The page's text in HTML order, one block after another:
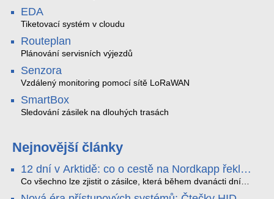
EDA
Tiketovací systém v cloudu
Routeplan
Plánování servisních výjezdů
Senzora
Vzdálený monitoring pomocí sítě LoRaWAN
SmartBox
Sledování zásilek na dlouhých trasách
Nejnovější články
12 dní v Arktidě: co o cestě na Nordkapp řekla
data ze SMARTBOX 2 MAX
Co všechno lze zjistit o zásilce, která během dvanácti dní
projede Arktidou? SMARTBOX 2 MAX jsme vzali na trasu z